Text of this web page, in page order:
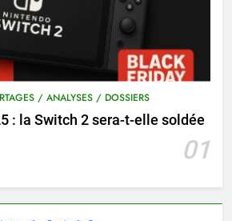
/ ANALYSES / DOSSIERS
: la Switch 2 sera-t-elle soldée
01